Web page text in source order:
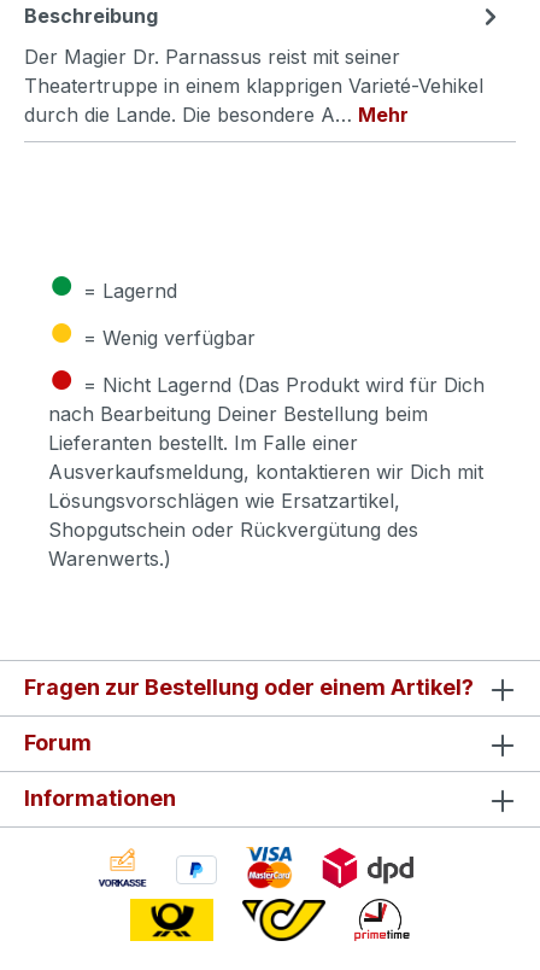
Beschreibung
Der Magier Dr. Parnassus reist mit seiner
Theatertruppe in einem klapprigen Varieté-Vehikel
durch die Lande. Die besondere A… Mehr
● = Lagernd
● = Wenig verfügbar
● = Nicht Lagernd (Das Produkt wird für Dich
nach Bearbeitung Deiner Bestellung beim
Lieferanten bestellt. Im Falle einer
Ausverkaufsmeldung, kontaktieren wir Dich mit
Lösungsvorschlägen wie Ersatzartikel,
Shopgutschein oder Rückvergütung des
Warenwerts.)
Fragen zur Bestellung oder einem Artikel?
Forum
Informationen